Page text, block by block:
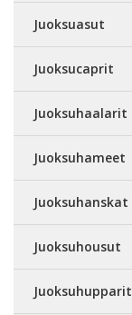
Juoksuasut
Juoksucaprit
Juoksuhaalarit
Juoksuhameet
Juoksuhanskat
Juoksuhousut
Juoksuhupparit